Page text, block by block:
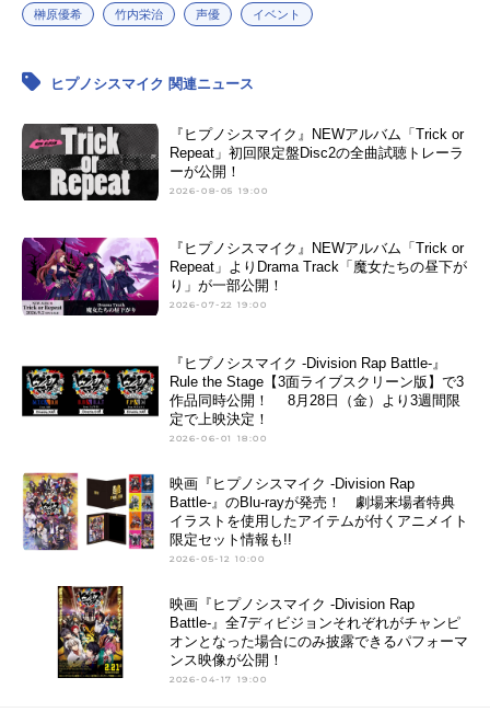
碧棺合歓： 山本希望
榊原優希 竹内栄治 声優 イベント
ヒプノシスマイク 関連ニュース
『ヒプノシスマイク』NEWアルバム「Trick or
Repeat」初回限定盤Disc2の全曲試聴トレーラ
ーが公開！
2026-08-05 19:00
『ヒプノシスマイク』NEWアルバム「Trick or
Repeat」よりDrama Track「魔女たちの昼下が
り」が一部公開！
2026-07-22 19:00
『ヒプノシスマイク -Division Rap Battle-』
Rule the Stage【3面ライブスクリーン版】で3
作品同時公開！ 8月28日（金）より3週間限
定で上映決定！
2026-06-01 18:00
映画『ヒプノシスマイク -Division Rap
Battle-』のBlu-rayが発売！ 劇場来場者特典
イラストを使用したアイテムが付くアニメイト
限定セット情報も!!
2026-05-12 10:00
映画『ヒプノシスマイク -Division Rap
Battle-』全7ディビジョンそれぞれがチャンピ
オンとなった場合にのみ披露できるパフォーマ
ンス映像が公開！
2026-04-17 19:00